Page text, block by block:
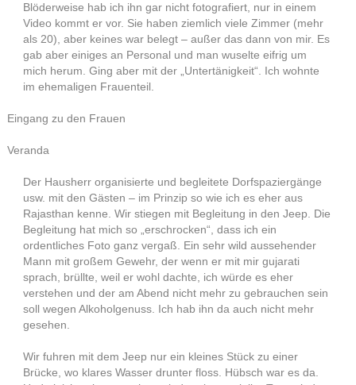
Blöderweise hab ich ihn gar nicht fotografiert, nur in einem
Video kommt er vor. Sie haben ziemlich viele Zimmer (mehr
als 20), aber keines war belegt – außer das dann von mir. Es
gab aber einiges an Personal und man wuselte eifrig um
mich herum. Ging aber mit der „Untertänigkeit“. Ich wohnte
im ehemaligen Frauenteil.
Eingang zu den Frauen
Veranda
Der Hausherr organisierte und begleitete Dorfspaziergänge
usw. mit den Gästen – im Prinzip so wie ich es eher aus
Rajasthan kenne. Wir stiegen mit Begleitung in den Jeep. Die
Begleitung hat mich so „erschrocken“, dass ich ein
ordentliches Foto ganz vergaß. Ein sehr wild aussehender
Mann mit großem Gewehr, der wenn er mit mir gujarati
sprach, brüllte, weil er wohl dachte, ich würde es eher
verstehen und der am Abend nicht mehr zu gebrauchen sein
soll wegen Alkoholgenuss. Ich hab ihn da auch nicht mehr
gesehen.
Wir fuhren mit dem Jeep nur ein kleines Stück zu einer
Brücke, wo klares Wasser drunter floss. Hübsch war es da.